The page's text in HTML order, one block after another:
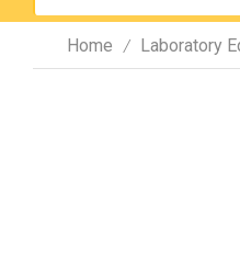
Home / Laboratory